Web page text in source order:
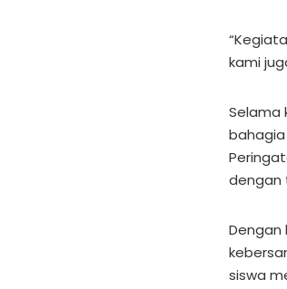
kami
Selama
dengan
Dengan
siswa